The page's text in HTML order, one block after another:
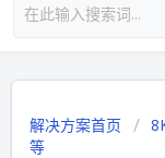
解决方案首页
等